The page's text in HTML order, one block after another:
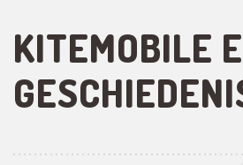
KITEMOBILE